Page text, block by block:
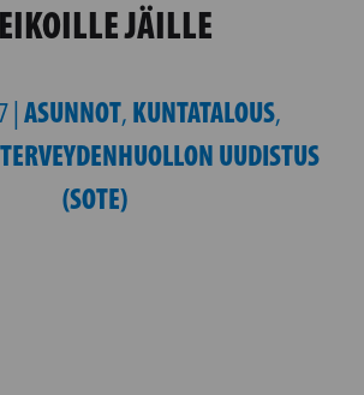
JÄILLE
| ASUNNOT, KUNTATALOUS,
UUDISTUS
(SOTE)